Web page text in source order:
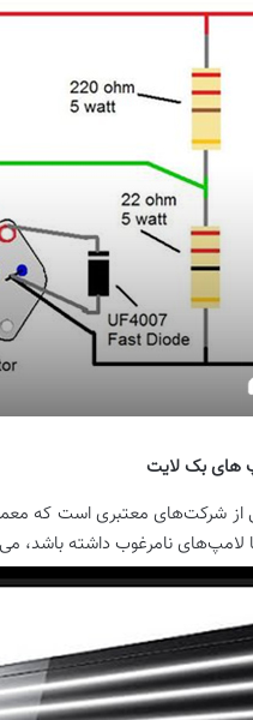
شرکت‌های معتبری است که
لامپ‌های نا‌مرغوب داشته باشد،